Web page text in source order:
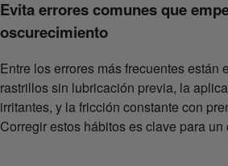
Evita errores comunes que
oscurecimiento
Entre los errores más frecuentes están
rastrillos sin lubricación previa, la
irritantes, y la fricción constante con
Corregir estos hábitos es clave para